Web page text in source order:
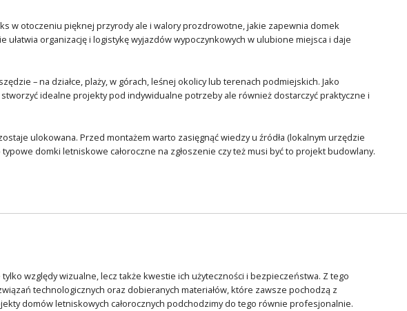
w otoczeniu pięknej przyrody ale i walory prozdrowotne, jakie zapewnia domek
organizację i logistykę wyjazdów wypoczynkowych w ulubione miejsca i daje
– na działce, plaży, w górach, leśnej okolicy lub terenach podmiejskich. Jako
idealne projekty pod indywidualne potrzeby ale również dostarczyć praktyczne i
ulokowana. Przed montażem warto zasięgnąć wiedzy u źródła (lokalnym urzędzie
domki letniskowe całoroczne na zgłoszenie czy też musi być to projekt budowlany.
tylko względy wizualne, lecz także kwestie ich użyteczności i bezpieczeństwa. Z tego
technologicznych oraz dobieranych materiałów, które zawsze pochodzą z
domów letniskowych całorocznych podchodzimy do tego równie profesjonalnie.